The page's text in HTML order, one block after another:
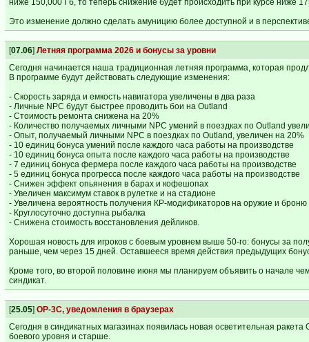
ниже 150,000 Гб, то теперь снижение будет происходить при курсе ниже
Это изменение должно сделать амуницию более доступной и в
[07.06] Летняя программа 2026 и бонусы за уровни
Сегодня начинается наша традиционная летняя программа, которая
В программе будут действовать следующие изменения:
- Скорость заряда и емкость навигатора увеличены в два раза
- Личные NPC будут быстрее проводить бои на Outland
- Стоимость ремонта снижена на 20%
- Количество получаемых личными NPC умений в поездках по Outland
- Опыт, получаемый личными NPC в поездках по Outland, увеличен на 20%
- 10 единиц бонуса умений после каждого часа работы на производстве
- 10 единиц бонуса опыта после каждого часа работы на производстве
- 7 единиц бонуса фермера после каждого часа работы на производстве
- 5 единиц бонуса прогресса после каждого часа работы на производстве
- Снижен эффект опьянения в барах и кофешопах
- Увеличен максимум ставок в рулетке и на стадионе
- Увеличена вероятность получения КР-модификаторов на оружие и
- Круглосуточно доступна рыбалка
- Снижена стоимость восстановления дейликов.
Хорошая новость для игроков с боевым уровнем выше 50-го: бонусы за
раньше, чем через 15 дней. Оставшееся время действия предыдущих
Кроме того, во второй половине июня мы планируем объявить о начале
синдикат.
[25.05] ОР-3С, уведомления в браузерах
Сегодня в синдикатных магазинах появилась новая осветительная
боевого уровня и старше.